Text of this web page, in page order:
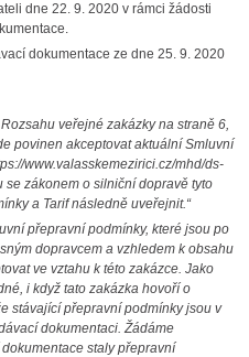
dne 22. 9. 2020 v rámci žádosti
dokumentace ze dne 25. 9. 2020
veřejné zakázky na straně 6,
povinen akceptovat aktuální Smluvní
www.valasskemezirici.cz/mhd/ds-
zákonem o silniční dopravě tyto
a Tarif následně uveřejnit.“
přepravní podmínky, které jsou po
dopravcem a vzhledem k obsahu
ve vztahu k této zakázce. Jako
i když tato zakázka hovoří o
stávající přepravní podmínky jsou v
dokumentaci. Žádáme
staly přepravní